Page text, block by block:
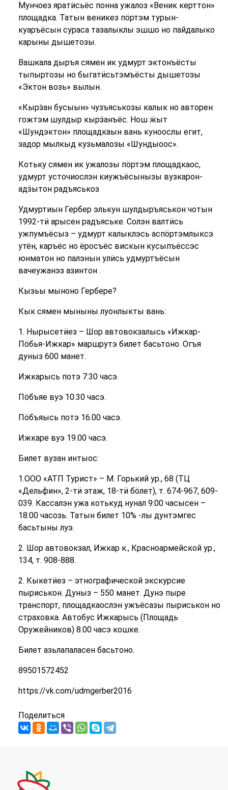
Мунчоез яратӥсьёс понна ужалоз «Веник керттон»
площадка. Татын веникез пӧртэм турын-
куаръёсын сураса тазалыклы эшшо но пайдалыко
карыны дышетозы.
Вашкала дыръя сямен ик удмурт эктонъёсты
тыпыртозы но быгатӥсьтэмъёсты дышетозы
«Эктон возь» вылын.
«Кырӟан бусыын» чузъяськозы калык но авторен
гожтэм шулдыр кырӟанъёс. Нош ӝыт
«Шундэктон» площадкаын вань куноослы егит,
задор мылкыд кузьмалозы «Шундыоос».
Котьку сямен ик ужалозы пӧртэм площадкаос,
удмурт усточиослэн киужъёсынызы вузкарон-
адӟытон радъяськоз
Удмуртиын Гербер элькун шулдыръяськон чотын
1992-тӥ арысен радъяське. Солэн валтӥсь
ужпумъёсыз – удмурт калыклэсь аспӧртэмлыксэ
утён, каръёс но ёросъёс вискын кусыпъёссэс
юнматон но палэнын улӥсь удмуртъёсын
вачеужанэз азинтон .
Кызьы мыноно Гербере?
Кык сямен мыныны луонлыкты вань:
1. Нырысетӥез – Шор автовокзалысь «Ижкар-
Пӧбья-Ижкар» маршрутэ билет басьтоно. Огъя
дуныз 600 манет.
Ижкарысь потэ 7:30 часэ.
Пӧбъяе вуэ 10:30 часэ.
Пӧбъяысь потэ 16.00 часэ.
Ижкаре вуэ 19.00 часэ.
Билет вузан интыос:
1.ООО «АТП Турист» – М. Горький ур., 68 (ТЦ
«Дельфин», 2-тӥ этаж, 18-тӥ бӧлет), т. 674-967, 609-
039. Кассалэн ужа котькуд нунал 9:00 часысен –
18:00 часозь. Татын билет 10% -лы дунтэмгес
басьтыны луэ.
2. Шор автовокзал, Ижкар к., Красноармейской ур.,
134, т. 908-888.
2. Кыкетӥез – этнографической экскурсие
пыриськон. Дуныз – 550 манет. Дунэ пыре
транспорт, площадкаослэн ужъёсазы пыриськон но
страховка. Автобус Ижкарысь (Площадь
Оружейников) 8.00 часэ кошке.
Билет азьлапаласен басьтоно.
89501572452
https://vk.com/udmgerber2016
Поделиться